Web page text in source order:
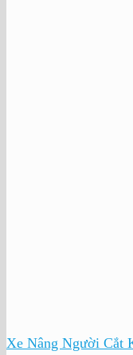
Xe Nâng Người Cắt